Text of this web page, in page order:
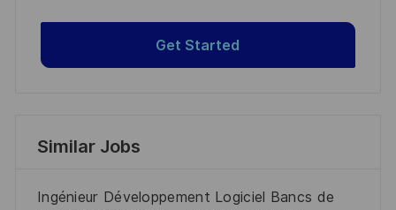
Get Started
Similar Jobs
Ingénieur Développement Logiciel Bancs de